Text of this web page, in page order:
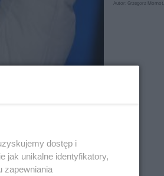
Autor: Grzegorz
dostęp i
jak unikalne identyfikatory,
zapewniania